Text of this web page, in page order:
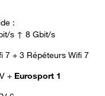
:
s ↑ 8 Gbit/s
7 + 3 Répéteurs Wifi 7
+ Eurosport 1